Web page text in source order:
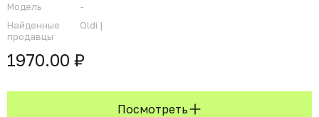
Модель
-
Найденные
продавцы
Oldi |
1970.00 ₽
Посмотреть